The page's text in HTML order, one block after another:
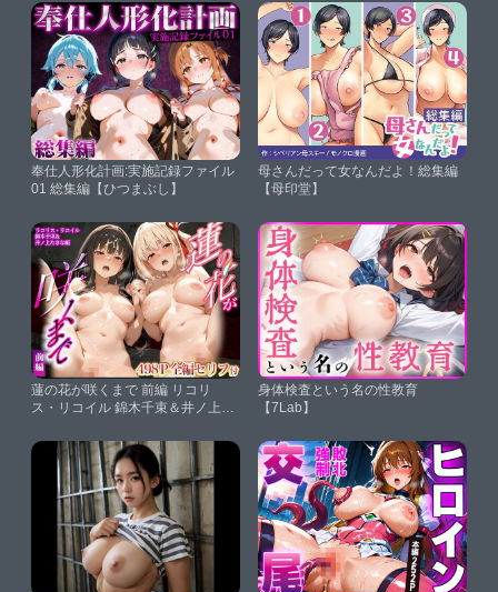
【絵師たか】
きでトロトロ本気メス堕ち〜【超
特大283枚】【ゆらゆらり】
奉仕人形化計画:実施記録ファイル
01 総集編【ひつまぶし】
母さんだって女なんだよ！総集編
【母印堂】
蓮の花が咲くまで 前編 リコリ
ス・リコイル 錦木千束＆井ノ上た
身体検査という名の性教育
【7Lab】